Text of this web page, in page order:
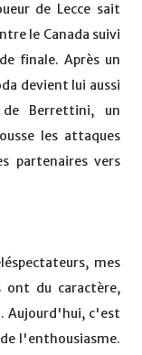
de Lecce sait
le Canada suivi
finale. Après un
devient lui aussi
Berrettini, un
les attaques
partenaires vers
mes
ont du caractère,
Aujourd'hui, c'est
l'enthousiasme.